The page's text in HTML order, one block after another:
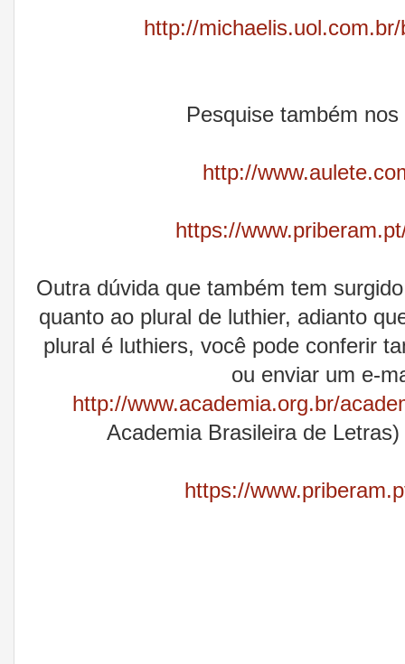
http://
Pesquise também
http://
https://
Outra dúvida que também tem
quanto ao plural de luthier, adianto
plural é luthiers, você pode conferir
ou enviar um e-
http://www.academia.org.br/
Academia Brasileira de
https://